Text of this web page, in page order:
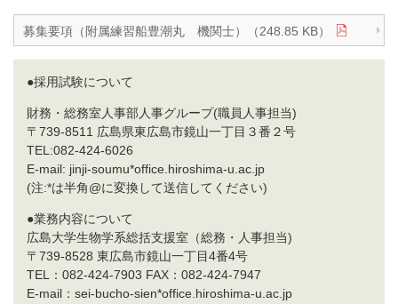
募集要項（附属練習船豊潮丸 機関士）（248.85 KB）
●採用試験について
財務・総務室人事部人事グループ(職員人事担当)
〒739-8511 広島県東広島市鏡山一丁目３番２号
TEL:082-424-6026
E-mail: jinji-soumu*office.hiroshima-u.ac.jp
(注:*は半角@に変換して送信してください)
●業務内容について
広島大学生物学系総括支援室（総務・人事担当)
〒739-8528 東広島市鏡山一丁目4番4号
TEL：082-424-7903 FAX：082-424-7947
E-mail：sei-bucho-sien*office.hiroshima-u.ac.jp